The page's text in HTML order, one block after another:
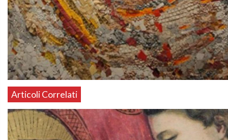
Articoli Correlati